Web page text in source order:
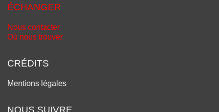
ÉCHANGER
Nous contacter
Où nous trouver
CRÉDITS
Mentions légales
NOUS SUIVRE